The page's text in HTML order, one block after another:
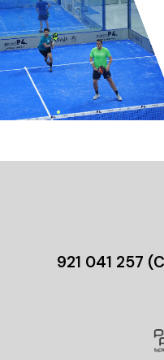
921 041 257